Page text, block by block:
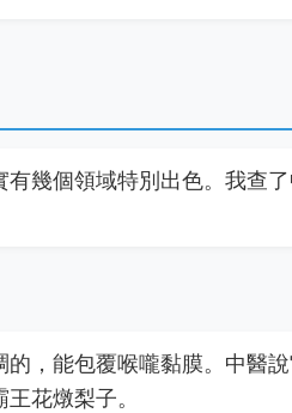
幾個領域特別出色。我查
，能包覆喉嚨黏膜。中醫
花燉梨子。